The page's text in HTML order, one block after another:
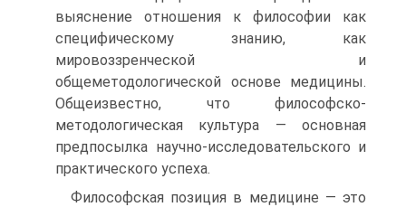
выяснение отношения к философии как
специфическому знанию, как
мировоззренческой и
общеметодологической основе медицины.
Общеизвестно, что философско-
методологическая культура — основная
предпосылка научно-исследовательского и
практического успеха.
Философская позиция в медицине — это